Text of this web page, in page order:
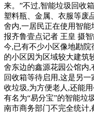
来。”不过,智能垃圾回收
塑料瓶、金属、衣服等废
舍内,一居民正在使用智
报齐鲁壹点记者 王皇 摄
今,已有不少小区像地勘
的小区因为区域较大建筑
舍东边的鑫源花园公馆内,
回收箱等待启用,这是另
收垃圾,为方便老人,还能
有名为“易分宝”的智能垃
南市商务部门不完全统计